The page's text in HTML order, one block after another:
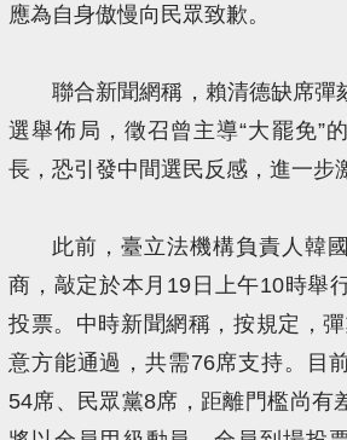
應為自身傲慢向民眾致歉。
聯合新聞網稱，賴清德缺席彈
選舉佈局，徵召曾主導“大罷免”
長，恐引發中間選民反感，進一步
此前，臺立法機構負責人韓
商，敲定於本月19日上午10時舉
投票。中時新聞網稱，按規定，
意方能通過，共需76席支持。目
54席、民眾黨8席，距離門檻尚有